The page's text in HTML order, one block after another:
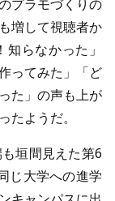
プラモづくりの
増して視聴者か
らなかった」
ってみた」「ど
た」の声も上が
たようだ。
垣間見えた第6
じ大学への進学